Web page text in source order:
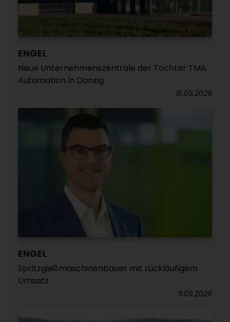
ENGEL
Neue Unternehmenszentrale der Tochter TMA
Automation in Danzig
15.05.2026
ENGEL
Spritzgießmaschinenbauer mit rückläufigem
Umsatz
11.05.2026